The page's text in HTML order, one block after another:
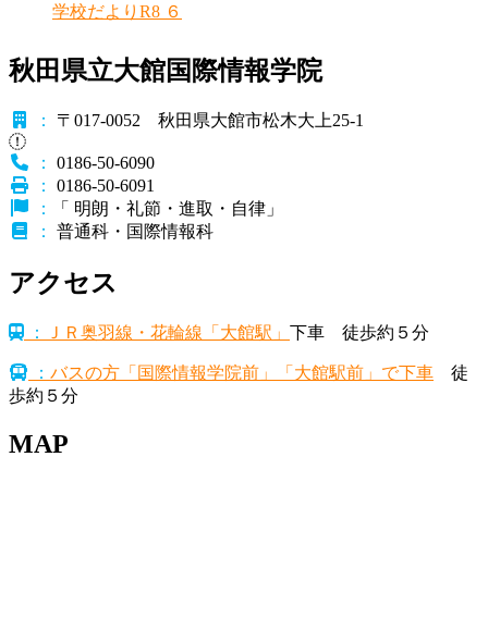
学校だよりR8 ６
秋田県立大館国際情報学院
： 〒017-0052 秋田県大館市松木大上25-1
：
0186-50-6090
：
0186-50-6091
：
「 明朗・礼節・進取・自律」
：
普通科・国際情報科
アクセス
： ＪＲ奥羽線・花輪線「大館駅」 下車 徒歩約５分
： バスの方「国際情報学院前」「大館駅前」で下車 徒
歩約５分
MAP